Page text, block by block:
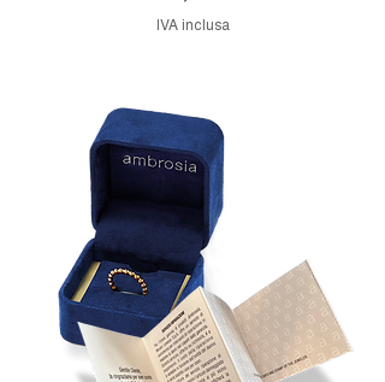
IVA inclusa